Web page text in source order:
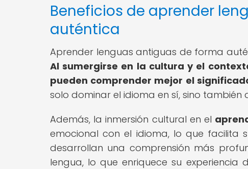
Beneficios de aprender
auténtica
Aprender lenguas antiguas de forma
Al sumergirse en la cultura y el
pueden comprender mejor el
solo dominar el idioma en sí, sino
Además, la inmersión cultural en el
emocional con el idioma, lo que facilita
desarrollan una comprensión más
lengua, lo que enriquece su